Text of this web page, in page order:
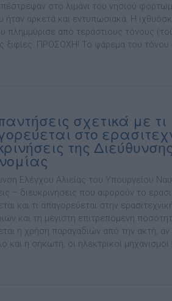
στο λιμάνι του νησιού
ήταν αρκετά και εντυπωσιακά. Η
πλημμύρισε από τεράστιους τόνους
ξιφίες. ΠΡΟΣΟΧΗ! Το ψάρεμα του τόνου
σχετικά με τι
στο
της
Ελέγχου Αλιείας του Υπουργείου
– διευκρινήσεις που αφορούν το
και τι απαγορεύεται στην
και τη μέγιστη επιτρεπόμενη
η χρήση παραγαδιών από την ακτή, αν
και η σηκωτή, οι ηλεκτρικοί μηχανισμοί